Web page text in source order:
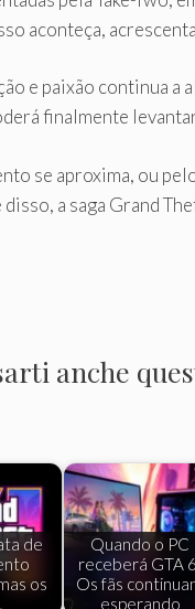
aconteça,
e paixão continua
finalmente
se aproxima, ou
a saga Grand
anche
de
os
Quando o PC
receberá GTA
Os fãs
esperando